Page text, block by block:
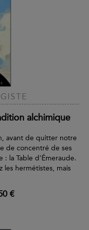
alchimique
avant de quitter notre
de concentré de ses
la Table d’Émeraude.
les hermétistes, mais
€